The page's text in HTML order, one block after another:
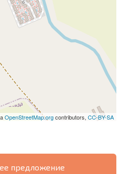
OpenStreetMap.orgcontributors, CC-BY-SA
предложение